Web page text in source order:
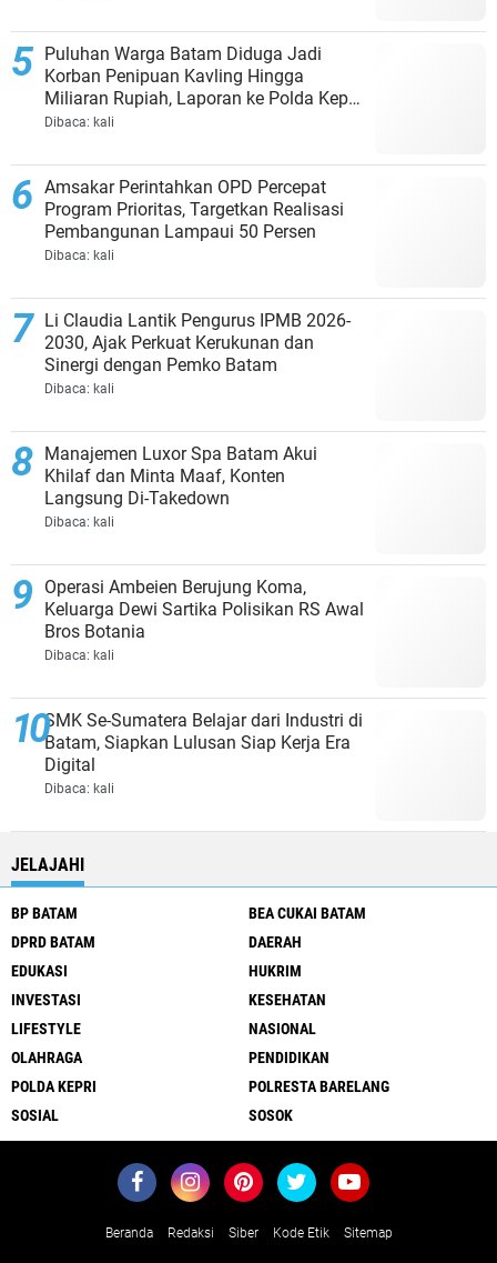
Puluhan Warga Batam Diduga Jadi
Korban Penipuan Kavling Hingga
Miliaran Rupiah, Laporan ke Polda Kepri
Jalan di Tempat?
Dibaca: kali
Amsakar Perintahkan OPD Percepat
Program Prioritas, Targetkan Realisasi
Pembangunan Lampaui 50 Persen
Dibaca: kali
Li Claudia Lantik Pengurus IPMB 2026-
2030, Ajak Perkuat Kerukunan dan
Sinergi dengan Pemko Batam
Dibaca: kali
Manajemen Luxor Spa Batam Akui
Khilaf dan Minta Maaf, Konten
Langsung Di-Takedown
Dibaca: kali
Operasi Ambeien Berujung Koma,
Keluarga Dewi Sartika Polisikan RS Awal
Bros Botania
Dibaca: kali
SMK Se-Sumatera Belajar dari Industri di
Batam, Siapkan Lulusan Siap Kerja Era
Digital
Dibaca: kali
JELAJAHI
BP BATAM
BEA CUKAI BATAM
DPRD BATAM
DAERAH
EDUKASI
HUKRIM
INVESTASI
KESEHATAN
LIFESTYLE
NASIONAL
OLAHRAGA
PENDIDIKAN
POLDA KEPRI
POLRESTA BARELANG
SOSIAL
SOSOK
Beranda Redaksi Siber Kode Etik Sitemap